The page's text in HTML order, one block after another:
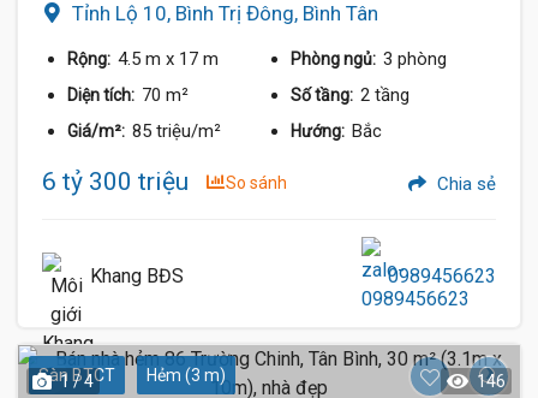
Tỉnh Lộ 10, Bình Trị Đông, Bình Tân
Rộng: 4.5 m x 17 m Phòng ngủ: 3 phòng
Diện tích: 70 m² Số tầng: 2 tầng
Giá/m²: 85 triệu/m² Hướng: Bắc
6 tỷ 300 triệu So sánh Chia sẻ
Khang BĐS 0989456623
Sàn BTCT Hẻm (3 m)
1 / 4 146